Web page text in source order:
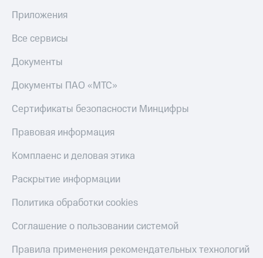
Приложения
Все сервисы
Документы
Документы ПАО «МТС»
Сертификаты безопасности Минцифры
Правовая информация
Комплаенс и деловая этика
Раскрытие информации
Политика обработки cookies
Соглашение о пользовании системой
Правила применения рекомендательных технологий